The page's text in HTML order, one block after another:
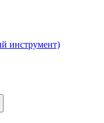
инструмент)